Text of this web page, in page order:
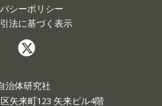
シーポリシー
法に基づく表示
治体研究社
矢来町123 矢来ビル4階